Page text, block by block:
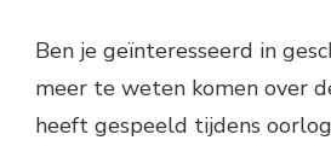
Ben je geïnteresseerd in
meer te weten komen over
heeft gespeeld tijdens